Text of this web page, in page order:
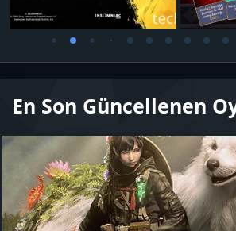
En Son Güncellenen